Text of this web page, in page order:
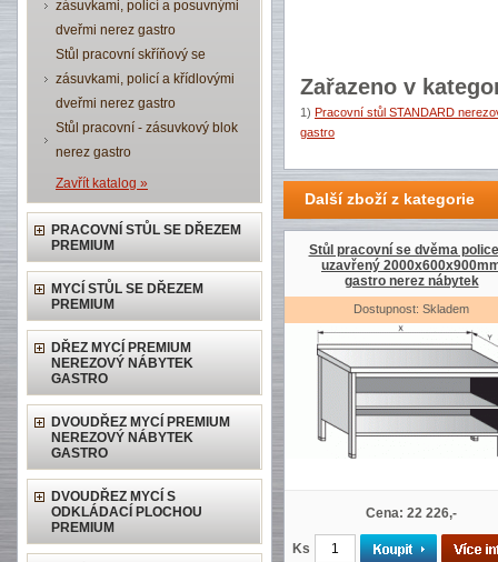
zásuvkami, policí a posuvnými
dveřmi nerez gastro
Stůl pracovní skříňový se
zásuvkami, policí a křídlovými
dveřmi nerez gastro
Stůl pracovní - zásuvkový blok
nerez gastro
Zavřít katalog »
PRACOVNÍ STŮL SE DŘEZEM
PREMIUM
MYCÍ STŮL SE DŘEZEM
PREMIUM
DŘEZ MYCÍ PREMIUM
NEREZOVÝ NÁBYTEK
GASTRO
DVOUDŘEZ MYCÍ PREMIUM
NEREZOVÝ NÁBYTEK
GASTRO
DVOUDŘEZ MYCÍ S
ODKLÁDACÍ PLOCHOU
PREMIUM
Zařazeno v
1) Pracovní stůl STANDARD
gastro
Další zboží z kategorie
Stůl pracovní se dvěma
uzavřený
gastro nerez nábytek
Dostupnost: Skladem
Cena: 22 226,-
Ks